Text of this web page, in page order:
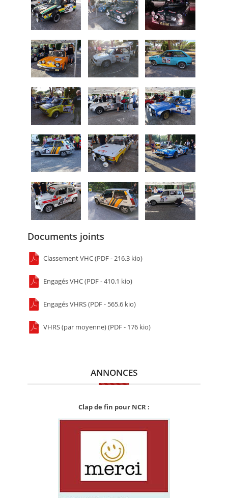
Documents joints
Classement VHC (PDF - 216.3 kio)
Engagés VHC (PDF - 410.1 kio)
Engagés VHRS (PDF - 565.6 kio)
VHRS (par moyenne) (PDF - 176 kio)
ANNONCES
Clap de fin pour NCR :